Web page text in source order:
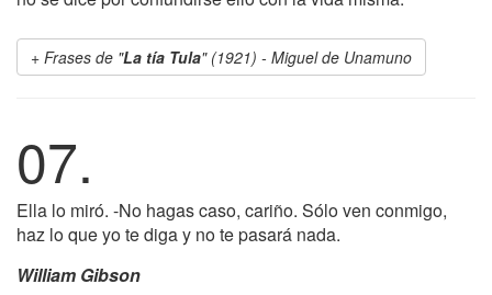
Frases de "La tía Tula" (1921) - Miguel de Unamuno
07.
Ella lo miró. -No hagas caso, cariño. Sólo ven conmigo,
haz lo que yo te diga y no te pasará nada.
William Gibson